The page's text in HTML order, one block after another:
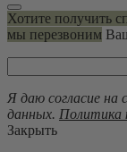
Хотите получить
мы перезвоним
Я даю согласие на
данных. Политика
Закрыть